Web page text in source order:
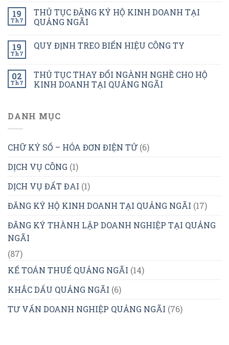
19
Th7
THỦ TỤC ĐĂNG KÝ HỘ KINH DOANH TẠI
QUẢNG NGÃI
19
Th7
QUY ĐỊNH TREO BIỂN HIỆU CÔNG TY
02
Th7
THỦ TỤC THAY ĐỔI NGÀNH NGHỀ CHO HỘ
KINH DOANH TẠI QUẢNG NGÃI
DANH MỤC
CHỮ KÝ SỐ – HÓA ĐƠN ĐIỆN TỬ(6)
DỊCH VỤ CÔNG (1)
DỊCH VỤ ĐẤT ĐAI (1)
ĐĂNG KÝ HỘ KINH DOANH TẠI QUẢNG NGÃI (17)
ĐĂNG KÝ THÀNH LẬP DOANH NGHIỆP TẠI QUẢNG
NGÃI
(87)
KẾ TOÁN THUẾ QUẢNG NGÃI (14)
KHẮC DẤU QUẢNG NGÃI (6)
TƯ VẤN DOANH NGHIỆP QUẢNG NGÃI (76)